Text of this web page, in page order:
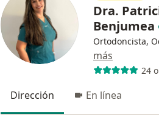
Dra.
Benjumea
Ortodoncista,
más
24
Dirección En línea